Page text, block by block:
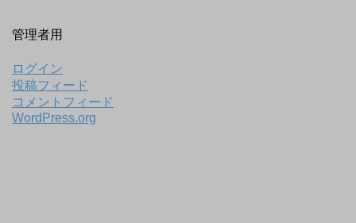
管理者用
ログイン
投稿フィード
コメントフィード
WordPress.org